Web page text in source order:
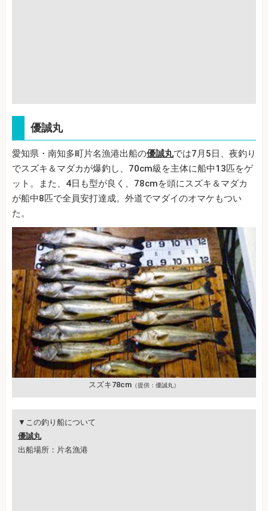
優誠丸
愛知県・南知多町片名漁港出船の優誠丸では7月5日、夜釣り
でスズキ＆マダカが爆釣し、70cm級を主体に船中13匹をゲ
ット。また、4日も型が良く、78cmを頭にスズキ＆マダカ
が船中8匹で全員安打達成。外道でマダイのオマケもつい
た。
スズキ78cm （提供：優誠丸）
▼この釣り船について
優誠丸
出船場所：片名漁港